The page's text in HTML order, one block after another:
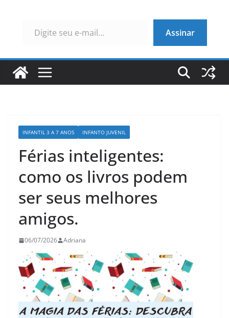
Assinar
INFANTIL 3 A 7 ANOS INFANTO JUVENIL
Férias inteligentes:
como os livros podem
ser seus melhores
amigos.
06/07/2026 Adriana